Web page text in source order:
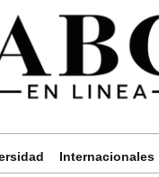
Internacionales